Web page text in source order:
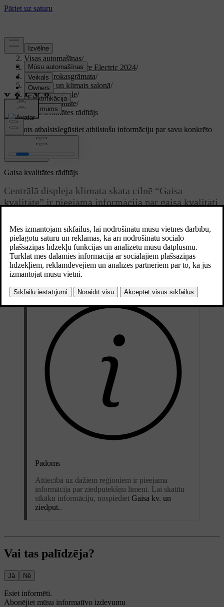
Atbalsts
Visas automašīnas/
XC40 Recharge Pure Electric 2024/
Lietotāja rokasgrāmata/
Komforts un klimats salonā/
Klimata kontrole/
Gaisa kvalitāte/
Gaisa kvalitātes rādītājs
Pielāgots atbalstsIegūstiet atbilstošu informāciju par savu konkrēto
automašīnu.
Pierakstīties
Atjaunināts 04.04.2025
Gaisa kvalitātes rādītājs
Centrālā displeja klimata skata cilnē “Gaisa
kvalitāte” ir pieejama informācija par gaisa kvalitāti
Informācija cilnē “Gaisa kvalitāte” norāda salona un āra gaisa
kvalitāti. Sensors mēra par 2,5 µm mazāku daļiņu saturu pasažieru
salonā. Informāciju par piesārņotāju saturu ārpus automašīnas
nodrošina ārējs pakalpojums, un tas ir balstīts uz modelētiem datiem.
Padoms
Attiecībā uz dažiem reģioniem ir pieejama
informācija par ziedputekšņu līmeni. Lai skatītu
sīkāku informāciju, nospiediet Gaisa kv. un
ziedput..
Vai tas palīdzēja?
Jā Nē